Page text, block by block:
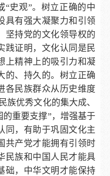
“史观”。树立正确的中
具有强大凝聚力和引领
坚持党的文化领导权的
践证明，文化认同是民
上精神上的吸引力和凝
的、持久的。树立正确
各民族群众从历史维度
族优秀文化的集大成、
重要支撑”，增强基于
同，有助于巩固文化主
共产党才能拥有引领时
民族和中国人民才能具
础，中华文明才能保持